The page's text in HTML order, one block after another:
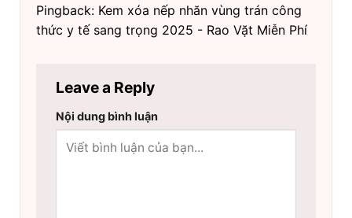
Pingback: Kem xóa nếp nhăn vùng trán công
thức y tế sang trọng 2025 - Rao Vặt Miễn Phí
Leave a Reply
Nội dung bình luận